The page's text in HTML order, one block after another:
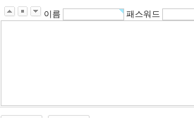
이름 패스워드